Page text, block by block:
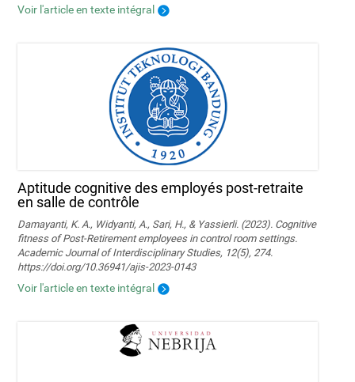
Voir l'article en texte intégral
Aptitude cognitive des employés post-retraite
en salle de contrôle
Damayanti, K. A., Widyanti, A., Sari, H., & Yassierli. (2023). Cognitive
fitness of Post-Retirement employees in control room settings.
Academic Journal of Interdisciplinary Studies, 12(5), 274.
https://doi.org/10.36941/ajis-2023-0143
Voir l'article en texte intégral